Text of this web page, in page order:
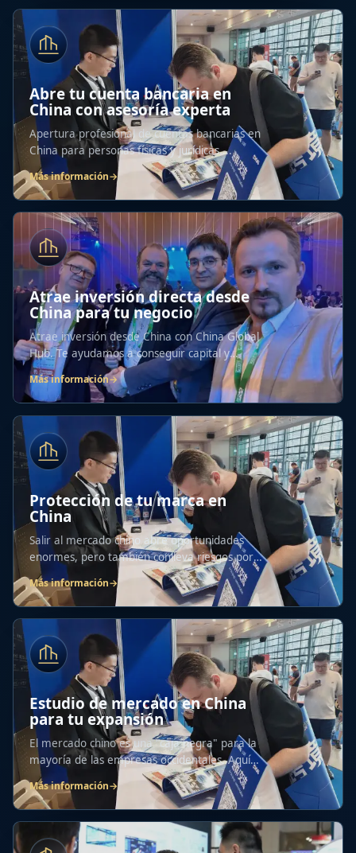
Abre tu cuenta bancaria en
China con asesoría experta
Apertura profesional de cuentas bancarias en
China para personas físicas y jurídicas....
Más información→
Atrae inversión directa desde
China para tu negocio
Atrae inversión desde China con China Global
Hub. Te ayudamos a conseguir capital y
socios...
Más información→
Protección de tu marca en
China
Salir al mercado chino abre oportunidades
enormes, pero también conlleva riesgos por
su marco...
Más información→
Estudio de mercado en China
para tu expansión
El mercado chino es una "caja negra" para la
mayoría de las empresas occidentales. Aquí
no...
Más información→